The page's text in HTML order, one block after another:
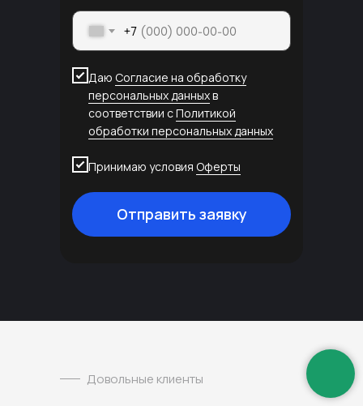
+7
Даю Согласие на обработку
персональных данныхв
соответствии сПолитикой
обработки персональных данных
Принимаю условия Оферты
Отправить заявку
Довольные клиенты